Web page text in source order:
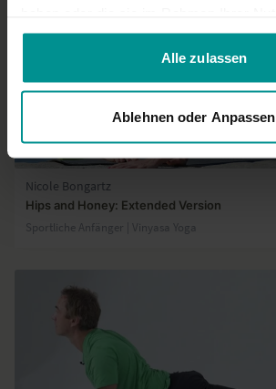
gesammelt haben.
Alle zulassen
Ablehnen oder Anpassen
Nicole Bongartz
Hips and Honey: Extended Version
Sportliche Anfänger | Vinyasa Yoga